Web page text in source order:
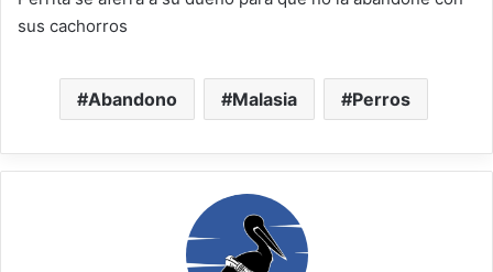
sus cachorros
Abandono Malasia Perros